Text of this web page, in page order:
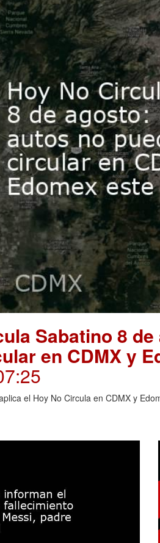
Sabatino 8
en CDMX y
el Hoy No Circula en CDMX y